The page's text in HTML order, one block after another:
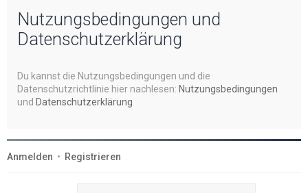
Nutzungsbedingungen und
Datenschutzerklärung
Du kannst die Nutzungsbedingungen und die
Datenschutzrichtlinie hier nachlesen: Nutzungsbedingungen
und Datenschutzerklärung
Anmelden • Registrieren